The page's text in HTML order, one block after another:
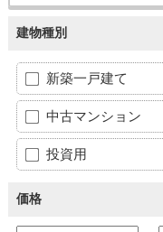
建物種別
新築一戸建て
中古マンション
投資用
価格